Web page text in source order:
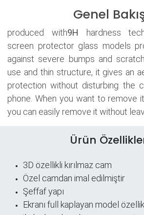
Genel
produced with9H hardness
screen protector glass models
against severe bumps and
use and thin structure, it gives an
protection without disturbing the
phone. When you want to remove
you can easily remove it without
Ürün
3D özellikli kırılmaz cam
Özel camdan imal edilmiştir
Şeffaf yapı
​Ekranı full kaplayan model